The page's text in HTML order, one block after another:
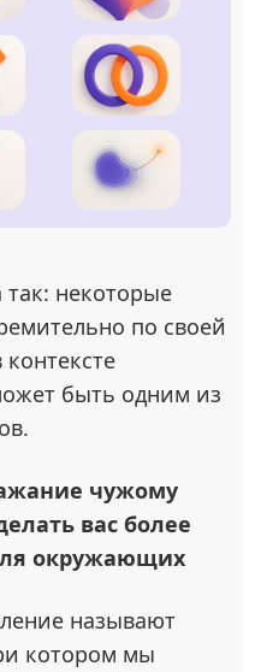
так: некоторые
по своей
быть одним из
чужому
вас более
окружающих
называют
котором мы